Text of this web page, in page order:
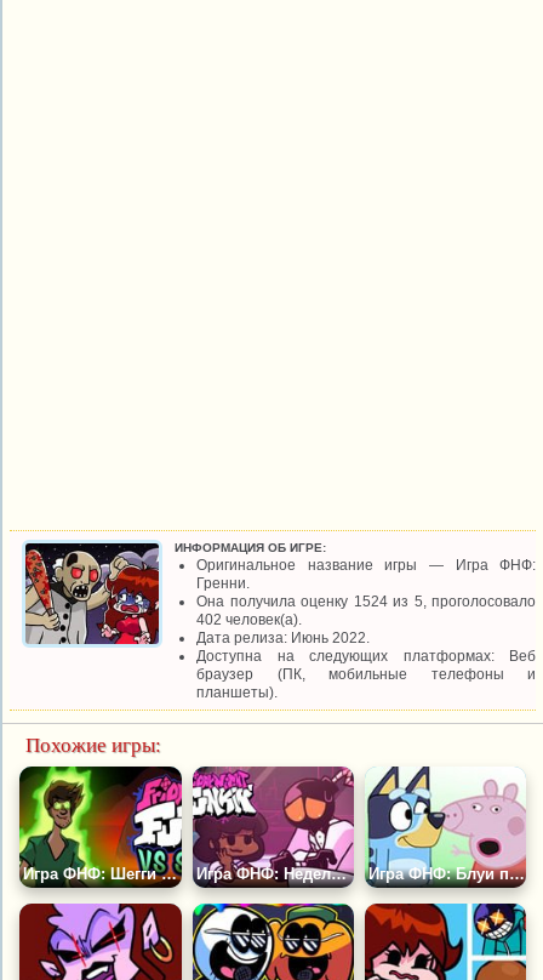
ИНФОРМАЦИЯ ОБ ИГРЕ:
Оригинальное название игры — Игра ФНФ:
Гренни.
Она получила оценку 1524 из 5, проголосовало
402 человек(а).
Дата релиза: Июнь 2022.
Доступна на следующих платформах: Веб
браузер (ПК, мобильные телефоны и
планшеты).
Похожие игры:
Игра ФНФ: Шегги 2.5 Игра ФНФ: Неделя Свиданий Кэрол и Уитти Игра ФНФ: Блуи против Свинки Пеппы